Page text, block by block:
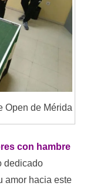
Open de Mérida
con hambre
dedicado
amor hacia este